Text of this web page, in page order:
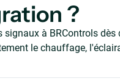
?
à BRControls dès
le chauffage,